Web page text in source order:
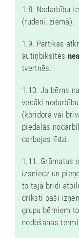
O
B
E
R
Ī
N
E
S
N
T
Ā
S
A
1.8. Nodarbību
(rudenī, ziemā).
1.9. Pārtikas
autiņbiksītes
tvertnēs.
1.10. Ja bērns
vecāki
(koridorā vai
piedalās
darbojas līdzi.
1.11. Grāmatas
izsniedz un
to tajā brīdī
drīksti paši
grupu bērniem
nodošanas